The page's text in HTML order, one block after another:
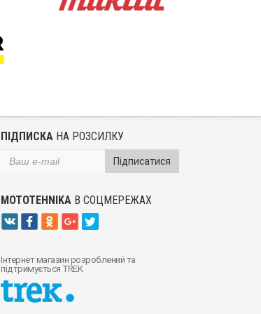
ПІДПИСКА НА РОЗСИЛКУ
Підписатися
MOTOTEHNIKA В СОЦМЕРЕЖАХ
Інтернет магазин розроблений та
підтримується TREK